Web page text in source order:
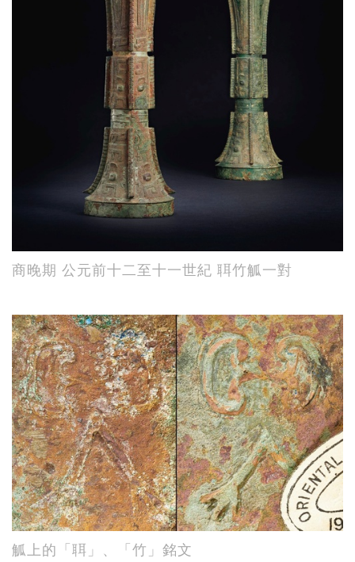
商晚期 公元前十二至十一世紀 聑竹觚一對
觚上的「聑」、「竹」銘文